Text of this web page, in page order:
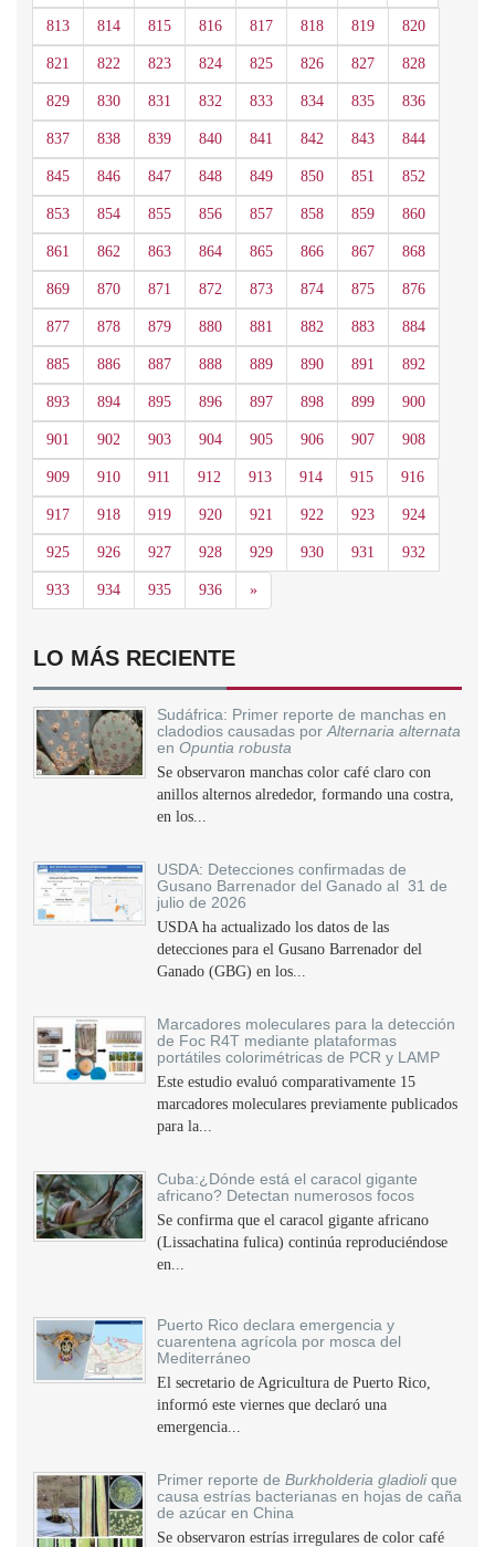
813 814 815 816 817 818 819 820
821 822 823 824 825 826 827 828
829 830 831 832 833 834 835 836
837 838 839 840 841 842 843 844
845 846 847 848 849 850 851 852
853 854 855 856 857 858 859 860
861 862 863 864 865 866 867 868
869 870 871 872 873 874 875 876
877 878 879 880 881 882 883 884
885 886 887 888 889 890 891 892
893 894 895 896 897 898 899 900
901 902 903 904 905 906 907 908
909 910 911 912 913 914 915 916
917 918 919 920 921 922 923 924
925 926 927 928 929 930 931 932
933 934 935 936 »Siguiente
LO MÁS RECIENTE
Sudáfrica: Primer reporte de manchas en
cladodios causadas por Alternaria alternata
en Opuntia robusta
Se observaron manchas color café claro con
anillos alternos alrededor, formando una costra,
en los...
USDA: Detecciones confirmadas de
Gusano Barrenador del Ganado al 31 de
julio de 2026
USDA ha actualizado los datos de las
detecciones para el Gusano Barrenador del
Ganado (GBG) en los...
Marcadores moleculares para la detección
de Foc R4T mediante plataformas
portátiles colorimétricas de PCR y LAMP
Este estudio evaluó comparativamente 15
marcadores moleculares previamente publicados
para la...
Cuba:¿Dónde está el caracol gigante
africano? Detectan numerosos focos
Se confirma que el caracol gigante africano
(Lissachatina fulica) continúa reproduciéndose
en...
Puerto Rico declara emergencia y
cuarentena agrícola por mosca del
Mediterráneo
El secretario de Agricultura de Puerto Rico,
informó este viernes que declaró una
emergencia...
Primer reporte de Burkholderia gladiolique
causa estrías bacterianas en hojas de caña
de azúcar en China
Se observaron estrías irregulares de color café